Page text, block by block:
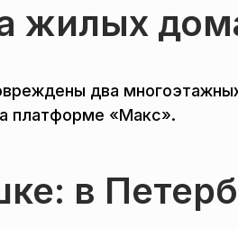
жилых
два
платформе «Макс».
в